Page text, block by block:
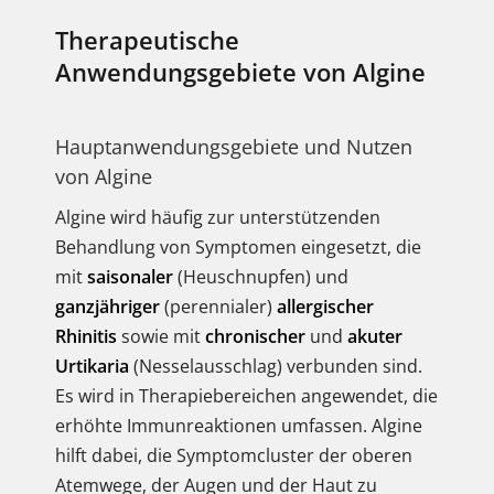
Therapeutische
Anwendungsgebiete von Algine
Hauptanwendungsgebiete und Nutzen
von Algine
Algine wird häufig zur unterstützenden
Behandlung von Symptomen eingesetzt, die
mitsaisonaler(Heuschnupfen) und
ganzjähriger(perennialer) allergischer
Rhinitis sowie mitchronischer und akuter
Urtikaria (Nesselausschlag) verbunden sind.
Es wird in Therapiebereichen angewendet, die
erhöhte Immunreaktionen umfassen. Algine
hilft dabei, die Symptomcluster der oberen
Atemwege, der Augen und der Haut zu